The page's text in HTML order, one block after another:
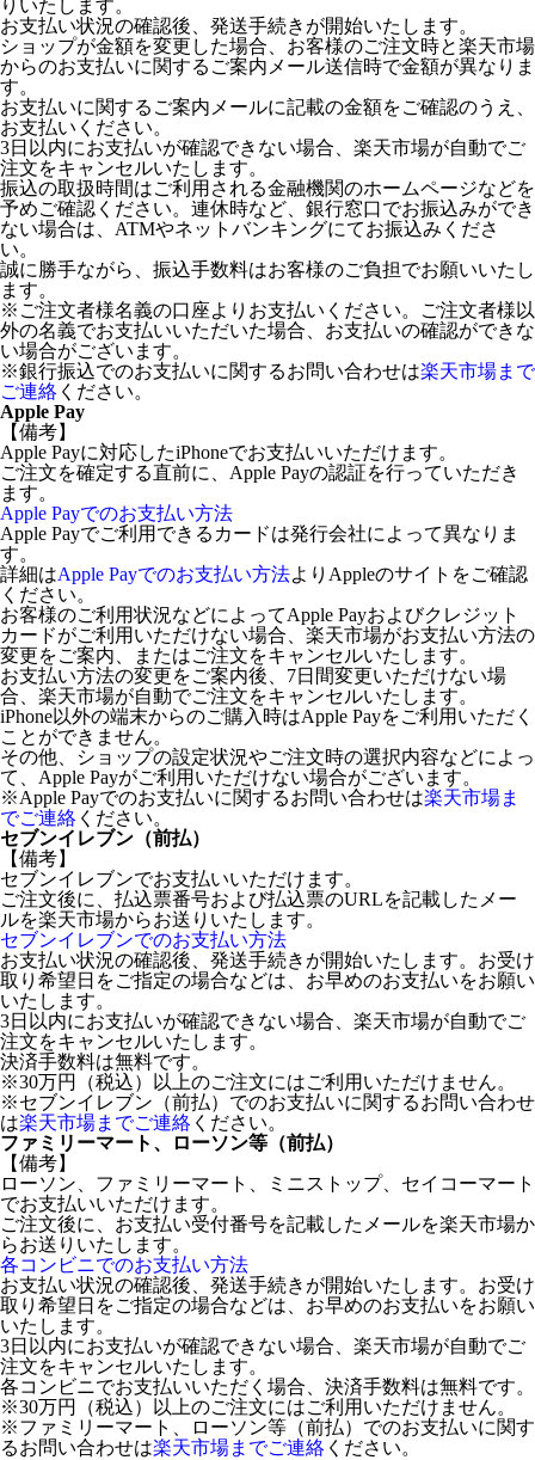
りいたします。
お支払い状況の確認後、発送手続きが開始いたします。
ショップが金額を変更した場合、お客様のご注文時と楽天市場
からのお支払いに関するご案内メール送信時で金額が異なりま
す。
お支払いに関するご案内メールに記載の金額をご確認のうえ、
お支払いください。
3日以内にお支払いが確認できない場合、楽天市場が自動でご
注文をキャンセルいたします。
振込の取扱時間はご利用される金融機関のホームページなどを
予めご確認ください。連休時など、銀行窓口でお振込みができ
ない場合は、ATMやネットバンキングにてお振込みくださ
い。
誠に勝手ながら、振込手数料はお客様のご負担でお願いいたし
ます。
※ご注文者様名義の口座よりお支払いください。ご注文者様以
外の名義でお支払いいただいた場合、お支払いの確認ができな
い場合がございます。
※銀行振込でのお支払いに関するお問い合わせは楽天市場まで
ご連絡 ください。
Apple Pay
【備考】
Apple Payに対応したiPhoneでお支払いいただけます。
ご注文を確定する直前に、Apple Payの認証を行っていただき
ます。
Apple Payでのお支払い方法
Apple Payでご利用できるカードは発行会社によって異なりま
す。
詳細はApple Payでのお支払い方法よりAppleのサイトをご確認
ください。
お客様のご利用状況などによってApple Payおよびクレジット
カードがご利用いただけない場合、楽天市場がお支払い方法の
変更をご案内、またはご注文をキャンセルいたします。
お支払い方法の変更をご案内後、7日間変更いただけない場
合、楽天市場が自動でご注文をキャンセルいたします。
iPhone以外の端末からのご購入時はApple Payをご利用いただく
ことができません。
その他、ショップの設定状況やご注文時の選択内容などによっ
て、Apple Payがご利用いただけない場合がございます。
※Apple Payでのお支払いに関するお問い合わせは楽天市場ま
でご連絡 ください。
セブンイレブン（前払）
【備考】
セブンイレブンでお支払いいただけます。
ご注文後に、払込票番号および払込票のURLを記載したメー
ルを楽天市場からお送りいたします。
セブンイレブンでのお支払い方法
お支払い状況の確認後、発送手続きが開始いたします。お受け
取り希望日をご指定の場合などは、お早めのお支払いをお願い
いたします。
3日以内にお支払いが確認できない場合、楽天市場が自動でご
注文をキャンセルいたします。
決済手数料は無料です。
※30万円（税込）以上のご注文にはご利用いただけません。
※セブンイレブン（前払）でのお支払いに関するお問い合わせ
は楽天市場までご連絡 ください。
ファミリーマート、ローソン等（前払）
【備考】
ローソン、ファミリーマート、ミニストップ、セイコーマート
でお支払いいただけます。
ご注文後に、お支払い受付番号を記載したメールを楽天市場か
らお送りいたします。
各コンビニでのお支払い方法
お支払い状況の確認後、発送手続きが開始いたします。お受け
取り希望日をご指定の場合などは、お早めのお支払いをお願い
いたします。
3日以内にお支払いが確認できない場合、楽天市場が自動でご
注文をキャンセルいたします。
各コンビニでお支払いいただく場合、決済手数料は無料です。
※30万円（税込）以上のご注文にはご利用いただけません。
※ファミリーマート、ローソン等（前払）でのお支払いに関す
るお問い合わせは楽天市場までご連絡 ください。